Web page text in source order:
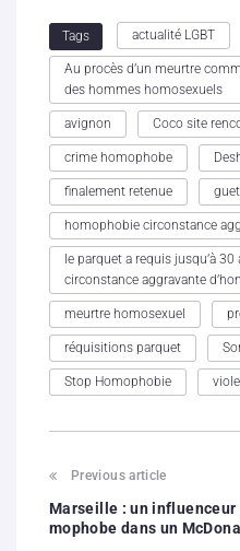
Tags actualité LGBT
Au procès d’un meurtre
des hommes homosexuels
avignon Coco site
crime homophobe
finalement retenue
homophobie circonstance
le parquet a requis jusqu’à
circonstance aggravante
meurtre homosexuel
réquisitions parquet
Stop Homophobie
Previous article
Marseille : un influenceur
mophobe dans un